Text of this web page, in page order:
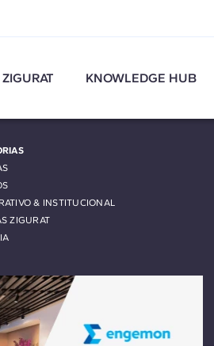
KNOWLEDGE HUB
& INSTITUCIONAL
ZIGURAT